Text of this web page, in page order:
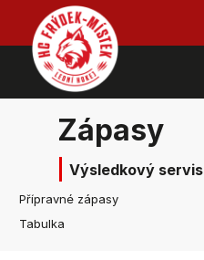
Zápasy
Výsledkový servis
Přípravné zápasy
Tabulka